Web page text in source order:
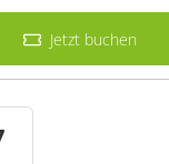
Jetzt buchen